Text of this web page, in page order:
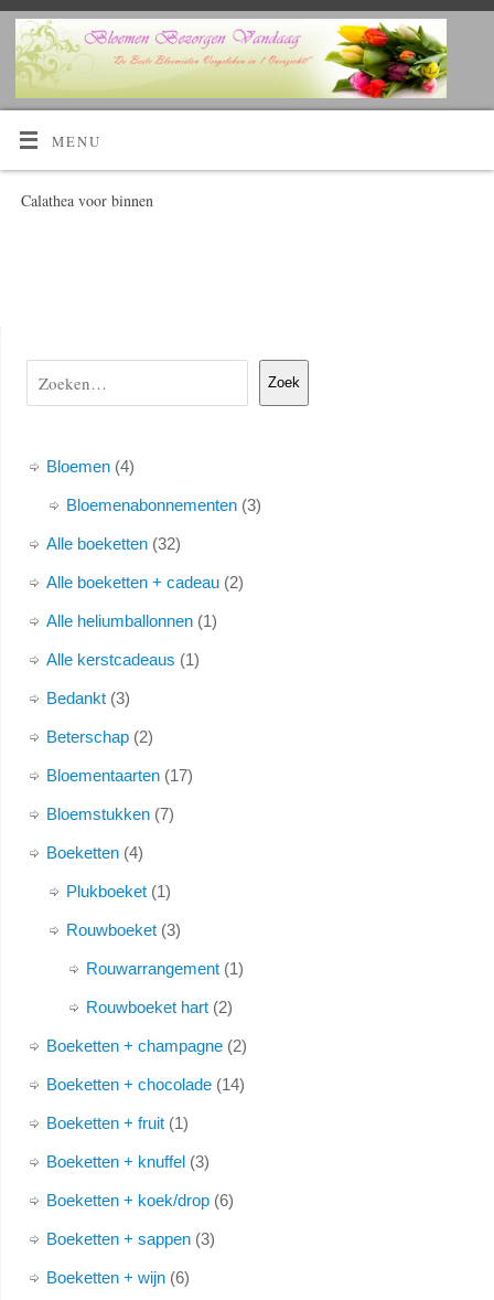
Voordelig bloemen bestellen en laten bezorgen? Kijk Hier!
MENU
Calathea voor binnen
Zoek
Bloemen 4
Bloemenabonnementen 3
Alle boeketten 32
Alle boeketten + cadeau 2
Alle heliumballonnen 1
Alle kerstcadeaus 1
Bedankt 3
Beterschap 2
Bloementaarten 17
Bloemstukken 7
Boeketten 4
Plukboeket 1
Rouwboeket 3
Rouwarrangement 1
Rouwboeket hart 2
Boeketten + champagne 2
Boeketten + chocolade 14
Boeketten + fruit 1
Boeketten + knuffel 3
Boeketten + koek/drop 6
Boeketten + sappen 3
Boeketten + wijn 6